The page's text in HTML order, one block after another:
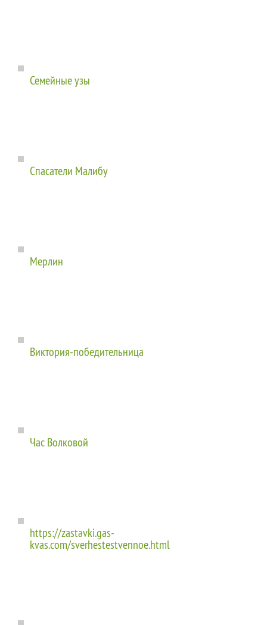
Семейные узы
Спасатели Малибу
Мерлин
Виктория-победительница
Час Волковой
https://zastavki.gas-
kvas.com/sverhestestvennoe.html